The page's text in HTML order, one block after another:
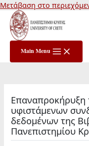
Μετάβαση στο
Main Menu
Επαναπροκήρυξη
υφιστάμενων
δεδομένων της
Πανεπιστημίου